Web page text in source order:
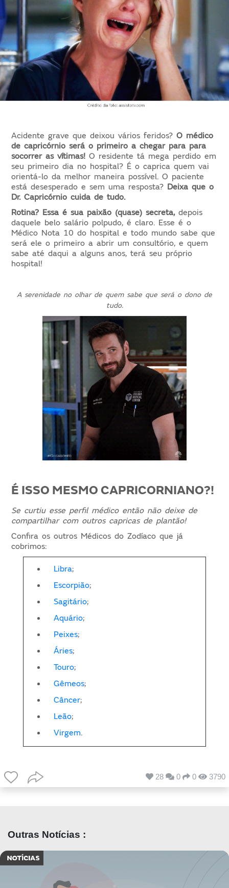
Acidente grave que deixou vários feridos?O médico
de capricórnio será o primeiro a chegar para para
socorrer as vítimas! O residente tá mega perdido em
seu primeiro dia no hospital? É o caprica quem vai
orientá-lo da melhor maneira possível. O paciente
está desesperado e sem uma resposta? Deixa que o
Dr. Capricórnio cuida de tudo.
Rotina? Essa é sua paixão (quase) secreta,depois
daquele belo salário polpudo, é claro. Esse é o
Médico Nota 10 do hospital e todo mundo sabe que
será ele o primeiro a abrir um consultório, e quem
sabe até daqui a alguns anos, terá seu próprio
hospital!
A serenidade no olhar de quem sabe que será o dono de
tudo.
É ISSO MESMO CAPRICORNIANO?!
Se curtiu esse perfil médico então não deixe de
compartilhar com outros capricas de plantão!
Confira os outros Médicos do Zodíaco que já
cobrimos:
Libra;
Escorpião;
Sagitário;
Aquário;
Peixes;
Áries;
Touro;
Gêmeos;
Câncer;
Leão;
Virgem.
28 0 0 3790
Outras Notícias :